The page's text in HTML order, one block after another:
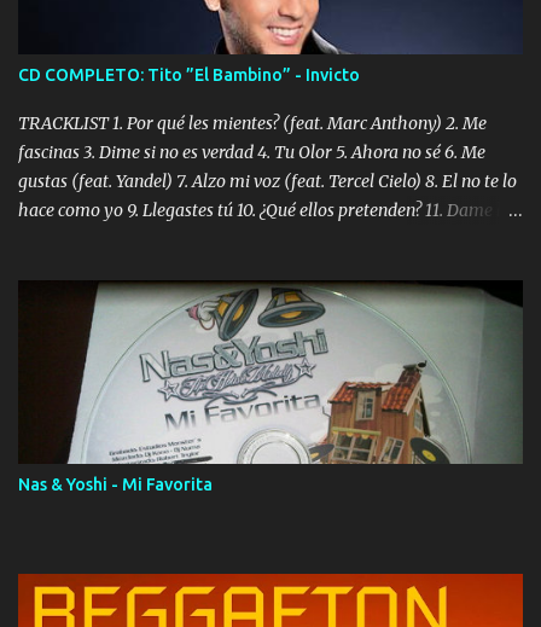
CD COMPLETO: Tito ”El Bambino” - Invicto
TRACKLIST 1. Por qué les mientes? (feat. Marc Anthony) 2. Me
fascinas 3. Dime si no es verdad 4. Tu Olor 5. Ahora no sé 6. Me
gustas (feat. Yandel) 7. Alzo mi voz (feat. Tercel Cielo) 8. El no te lo
hace como yo 9. Llegastes tú 10. ¿Qué ellos pretenden? 11. Dame la
Digital Booklet – Invicto ----------------------------- Nota:
Album proposto al massimo della qualità in formato iTunes Plus
AAC M4A; comprato su iTunes e a disposizione vostra per il
download. REGGAETON ITALIA Nosotros Somos Los Del
Momento!
Nas & Yoshi - Mi Favorita